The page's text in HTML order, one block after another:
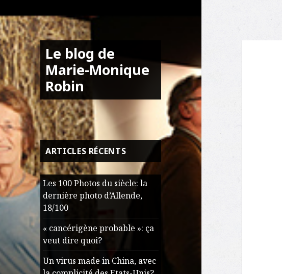
Le blog de
Marie-Monique
Robin
ARTICLES RÉCENTS
Les 100 Photos du siècle: la
dernière photo d’Allende,
18/100
« cancérigène probable »: ça
veut dire quoi?
Un virus made in China, avec